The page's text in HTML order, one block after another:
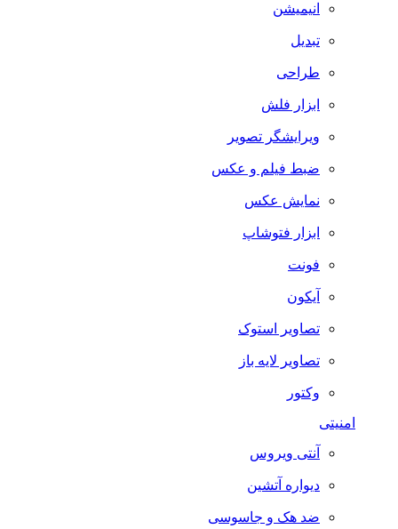
انیمیشن
تبدیل
طراحی
ابزار فلش
ویرایشگر تصویر
ضبط فيلم و عكس
نمایش عکس
ابزار فتوشاپ
فونت
آیکون
تصاویر استوک
تصاویر لایه باز
وکتور
امنیتی
آنتی ویروس
دیواره آتشین
ضد هک و جاسوسی